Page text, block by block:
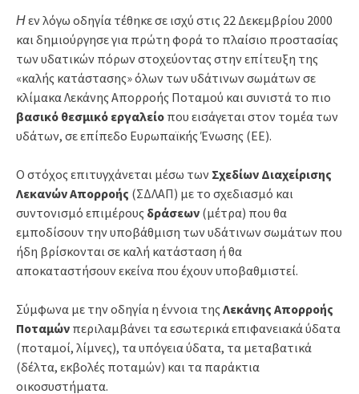
Ηεν λόγω οδηγία τέθηκε σε ισχύ στις 22 Δεκεμβρίου 2000
και δημιούργησε για πρώτη φορά το πλαίσιο προστασίας
των υδατικών πόρων στοχεύοντας στην επίτευξη της
«καλής κατάστασης» όλων των υδάτινων σωμάτων σε
κλίμακα Λεκάνης Απορροής Ποταμού και συνιστά το πιο
βασικό θεσμικό εργαλείο που εισάγεται στον τομέα των
υδάτων, σε επίπεδο Ευρωπαϊκής Ένωσης (ΕΕ).
Ο στόχος επιτυγχάνεται μέσω των Σχεδίων Διαχείρισης
Λεκανών Απορροής (ΣΔΛΑΠ) με το σχεδιασμό και
συντονισμό επιμέρους δράσεων (μέτρα) που θα
εμποδίσουν την υποβάθμιση των υδάτινων σωμάτων που
ήδη βρίσκονται σε καλή κατάσταση ή θα
αποκαταστήσουν εκείνα που έχουν υποβαθμιστεί.
Σύμφωνα με την οδηγία η έννοια της Λεκάνης Απορροής
Ποταμών περιλαμβάνει τα εσωτερικά επιφανειακά ύδατα
(ποταμοί, λίμνες), τα υπόγεια ύδατα, τα μεταβατικά
(δέλτα, εκβολές ποταμών) και τα παράκτια
οικοσυστήματα.